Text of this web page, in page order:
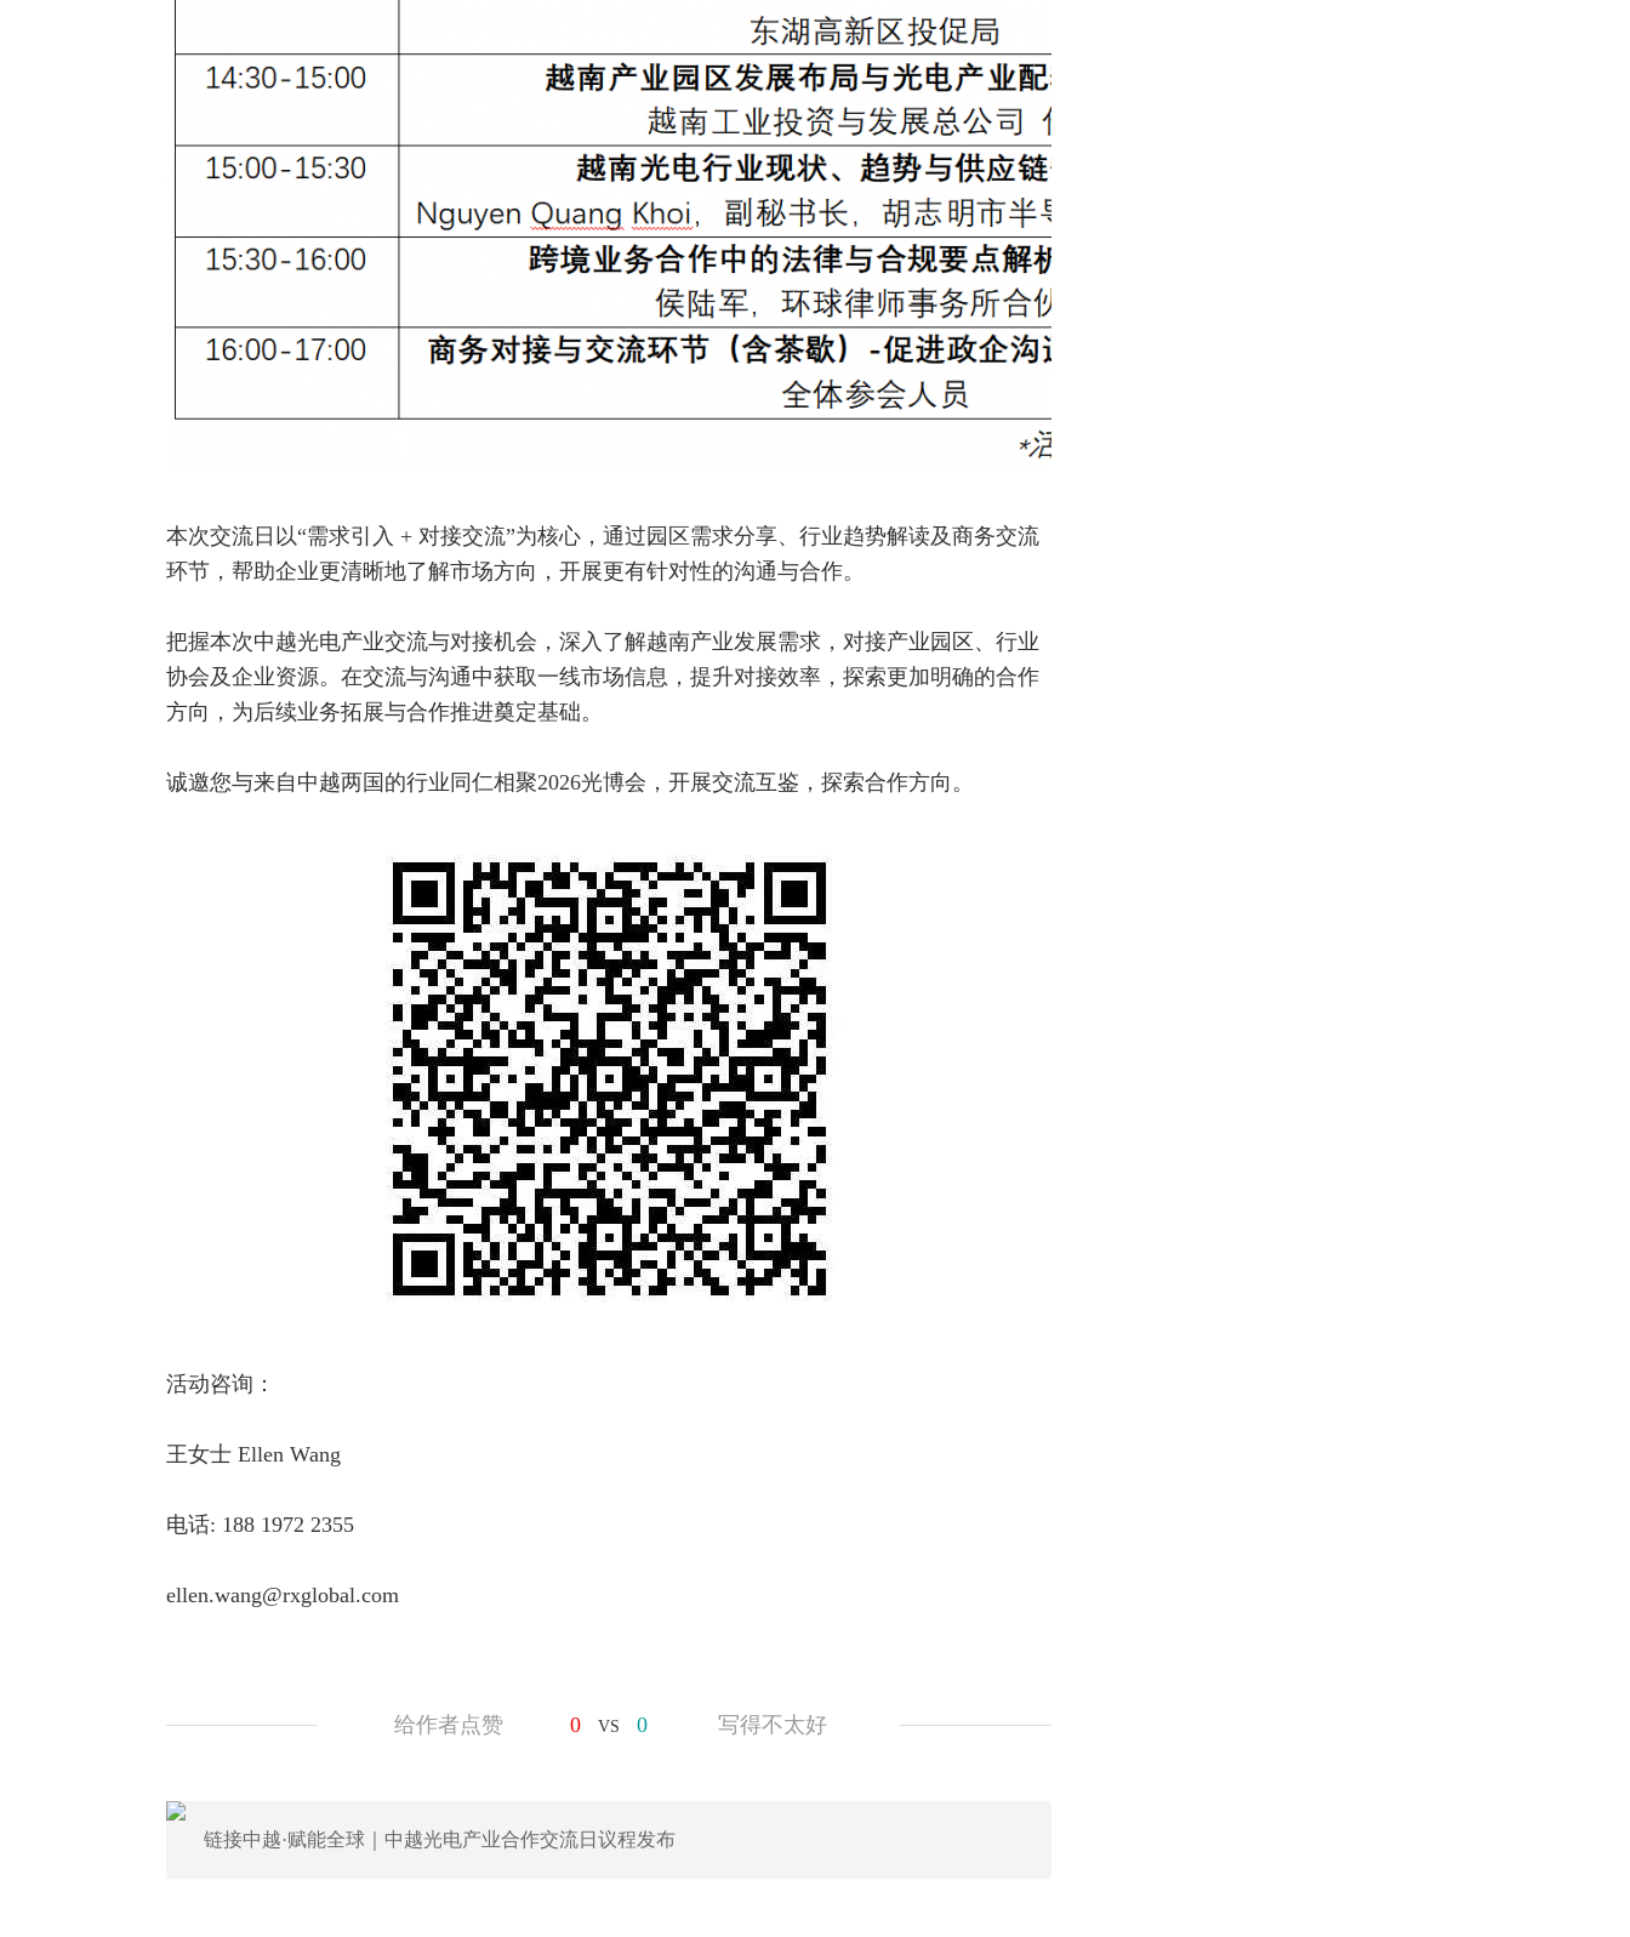
本次交流日以“需求引入 + 对接交流”为核心，通过园区需求分享、行业趋势解读及商务交流
环节，帮助企业更清晰地了解市场方向，开展更有针对性的沟通与合作。
把握本次中越光电产业交流与对接机会，深入了解越南产业发展需求，对接产业园区、行业
协会及企业资源。在交流与沟通中获取一线市场信息，提升对接效率，探索更加明确的合作
方向，为后续业务拓展与合作推进奠定基础。
诚邀您与来自中越两国的行业同仁相聚2026光博会，开展交流互鉴，探索合作方向。
活动咨询：
王女士 Ellen Wang
电话: 188 1972 2355
ellen.wang@rxglobal.com
给作者点赞 0 VS 0 写得不太好
链接中越·赋能全球｜中越光电产业合作交流日议程发布